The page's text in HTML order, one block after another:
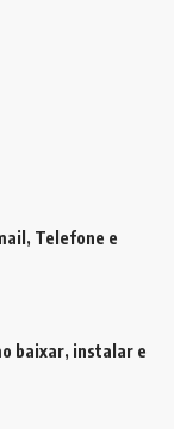
Telefone e
baixar, instalar e